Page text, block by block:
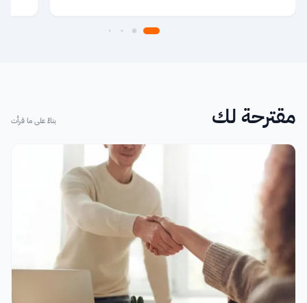
مقترحة لك بناءً على ما قرأت